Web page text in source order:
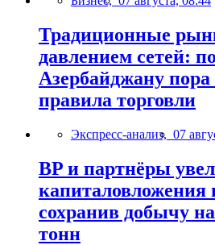
Традиционные
давлением сетей:
Азербайджану
правила торговли
Экспресс-анализ, 07
BP и партнёры
капиталовложения
сохранив добычу
тонн